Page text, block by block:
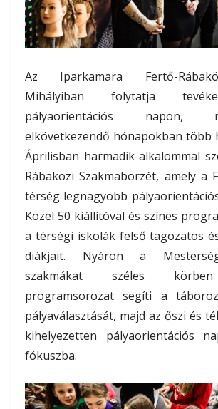
Az Iparkamara Fertő-
Mihályiban folytatja
pályaorientációs napon,
elkövetkezendő hónapokban több
Áprilisban harmadik alkalommal
Rábaközi Szakmabörzét, amely a
térség legnagyobb
Közel 50 kiállítóval és színes
a térségi iskolák felső tagozatos
diákjait. Nyáron a
szakmákat széles
programsorozat segíti a
pályaválasztását, majd az őszi és
kihelyezetten pályaorientációs
fókuszba.